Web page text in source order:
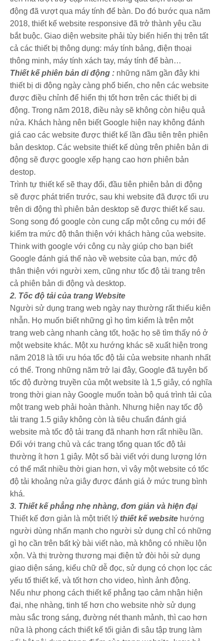
động đã vượt qua máy tính để bàn. Do đó bước qua năm
2018, thiết kế website responsive đã trở thành yêu cầu
bắt buộc. Giao diện website phải tùy biến hiển thị trên tất
cả các thiết bị thông dụng: máy tính bảng, điện thoại
thông minh, máy tính xách tay, máy tính để bàn…
Thiết kế phiên bản di động : những năm gần đây khi
thiết bị di động ngày càng phổ biến, cho nên các website
được điều chỉnh để hiển thị tốt hơn trên các thiết bị di
động. Trong năm 2018, điều này sẽ không còn hiệu quả
nửa. Khách hàng nên biết Google hiện nay không đánh
giá cao các website được thiết kế lần đầu tiên trên phiên
bản desktop. Các website thiết kế dùng trên phiên bản di
động sẽ được google xếp hạng cao hơn phiên bản
destop.
Trình tự thiết kế sẽ thay đổi, đầu tiên phiên bản di động
sẽ được phát triển trước, sau khi website đã được tối ưu
trên di động thì phiên bản desktop sẽ được thiết kế sau.
Song song đó google còn cung cấp một công cụ mới để
kiểm tra mức độ thân thiện với khách hàng của website.
Think with google với công cụ này giúp cho bạn biết
Google đánh giá thế nào về website của bạn, mức độ
thân thiện với người xem, cũng như tốc độ tải trang trên
cả phiên bản di động và desktop.
2. Tốc độ tải của trang Website
Người sử dụng trang web ngày nay thường rất thiếu kiên
nhẫn. Họ muốn biết những gì họ tìm kiếm là trên một
trang web càng nhanh càng tốt, hoặc họ sẽ tìm thấy nó ở
một website khác. Một xu hướng khác sẽ xuất hiện trong
năm 2018 là tối ưu hóa tốc độ tải của website nhanh nhất
có thể. Trong những năm trở lại đây, Google đã tuyên bố
tốc độ đường truyền của một website là 1,5 giây, có nghĩa
trong thời gian này Google muốn toàn bộ quá trình tải của
một trang web phải hoàn thành. Nhưng hiện nay tốc độ
tải trang 1.5 giây không còn là tiêu chuẩn đánh giá
website mà tốc độ tải trang đã nhanh hơn rất nhiều lần.
Đối với trang chủ và các trang tổng quan tốc độ tải
thường ít hơn 1 giây. Một số bài viết với dung lượng lớn
có thể mất nhiều thời gian hơn, vì vậy một website có tốc
độ tải khoảng nửa giây được đánh giá ở mức trung bình
khá.
3. Thiết kế phẳng nhẹ nhàng, đơn giản và hiện đại
Thiết kế đơn giản là một triết lý thiết kế website hướng
người dùng nhấn mạnh cho người sử dụng chỉ có những
gì họ cần trên bất kỳ bài viết nào, mà không có nhiều lộn
xộn. Và thị trường thương mại điện tử đòi hỏi sử dụng
giao diện sáng, kiểu chữ dễ đọc, sử dụng có chọn lọc các
yếu tố thiết kế, và tốt hơn cho video, hình ảnh động.
Nếu như phong cách thiết kế phẳng tạo cảm nhận hiện
đại, nhẹ nhàng, tinh tế hơn cho website nhờ sử dụng
màu sắc trong sáng, đường nét thanh mảnh, thì cao hơn
nữa là phong cách thiết kế tối giản đi sâu tập trung làm